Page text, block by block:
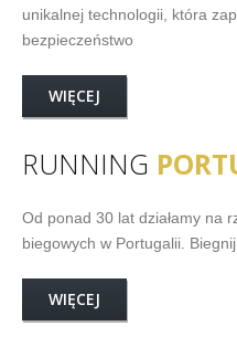
unikalnej technologii, która
bezpieczeństwo
WIĘCEJ
RUNNING
Od ponad 30 lat działamy na
biegowych w Portugalii.
WIĘCEJ